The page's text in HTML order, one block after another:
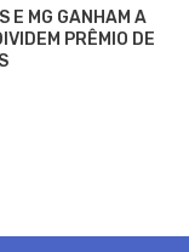
E MG GANHAM A
PRÊMIO DE